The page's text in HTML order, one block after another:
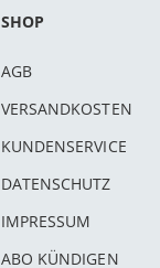
SHOP
AGB
VERSANDKOSTEN
KUNDENSERVICE
DATENSCHUTZ
IMPRESSUM
ABO KÜNDIGEN